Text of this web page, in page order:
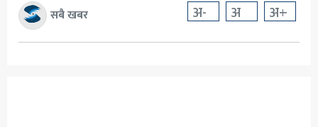
मनोरञ्जनसबै खबर अ- अ अ+